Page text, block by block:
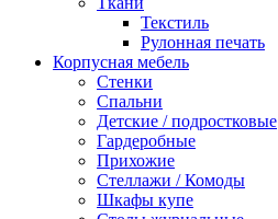
Текстиль
Рулонная печать
Корпусная мебель
Стенки
Спальни
Детские / подростковые
Гардеробные
Прихожие
Стеллажи / Комоды
Шкафы купе